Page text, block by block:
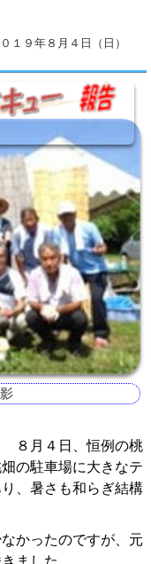
１９年８月４日（日）
８月４日、恒例の桃
の駐車場に大きなテ
、暑さも和らぎ結構
かったのですが、元
ました。